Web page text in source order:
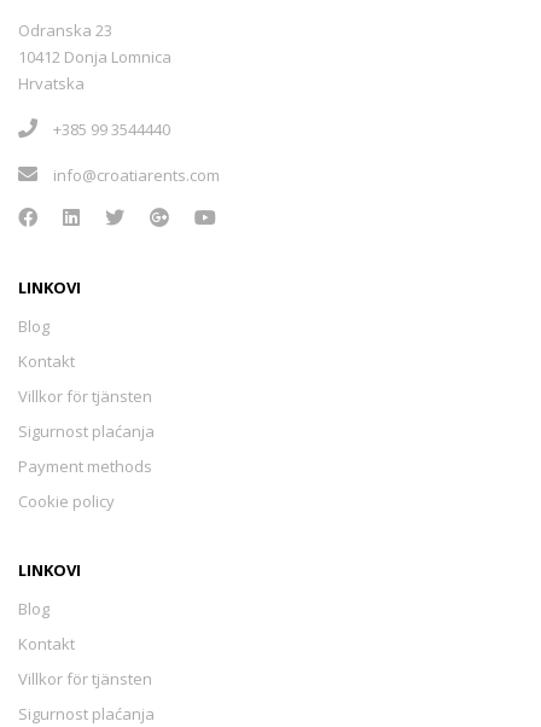
Odranska 23
10412 Donja Lomnica
Hrvatska
+385 99 3544440
info@croatiarents.com
LINKOVI
Blog
Kontakt
Villkor för tjänsten
Sigurnost plaćanja
Payment methods
Cookie policy
LINKOVI
Blog
Kontakt
Villkor för tjänsten
Sigurnost plaćanja